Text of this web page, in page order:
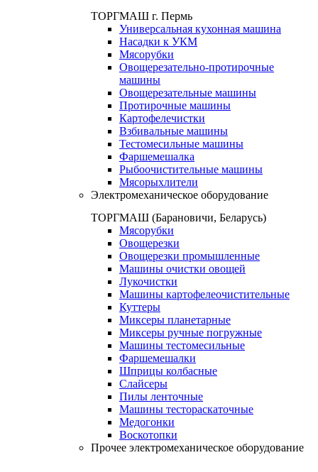
ТОРГМАШ г. Пермь
Универсальная кухонная машина
Насадки к УКМ
Мясорубки
Овощерезательно-протирочные
машины
Овощерезательные машины
Протирочные машины
Картофелечистки
Взбивальные машины
Тестомесильные машины
Фаршемешалка
Рыбоочистительные машины
Мясорыхлители
Электромеханическое оборудование
ТОРГМАШ (Барановичи, Беларусь)
Мясорубки
Овощерезки
Овощерезки промышленные
Машины очистки овощей
Лукочистки
Машины картофелеочистительные
Куттеры
Миксеры планетарные
Миксеры ручные погружные
Машины тестомесильные
Фаршемешалки
Шприцы колбасные
Слайсеры
Пилы ленточные
Машины тестораскаточные
Медогонки
Воскотопки
Прочее электромеханическое оборудование